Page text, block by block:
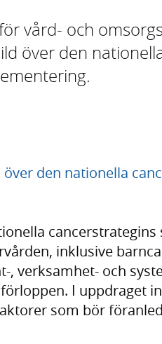
vård- och
över den
den nationella
inklusive
, verksamhet- och
I uppdraget
som bör